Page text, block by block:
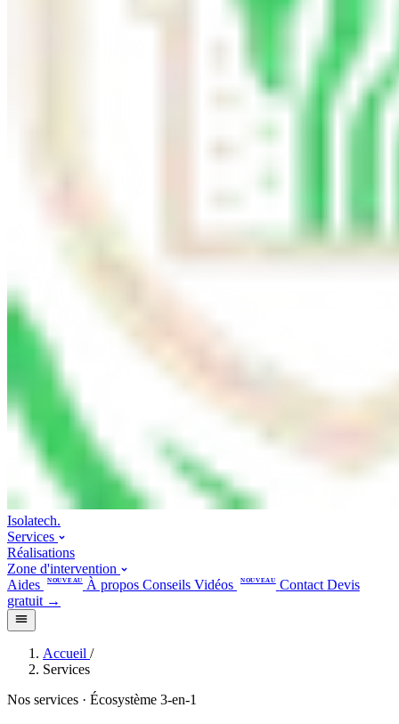
Isolatech.
Services
Réalisations
Zone d'intervention
Aides
NOUVEAU À propos Conseils Vidéos NOUVEAU Contact Devis
gratuit →
Accueil /
Services
Nos services · Écosystème 3-en-1